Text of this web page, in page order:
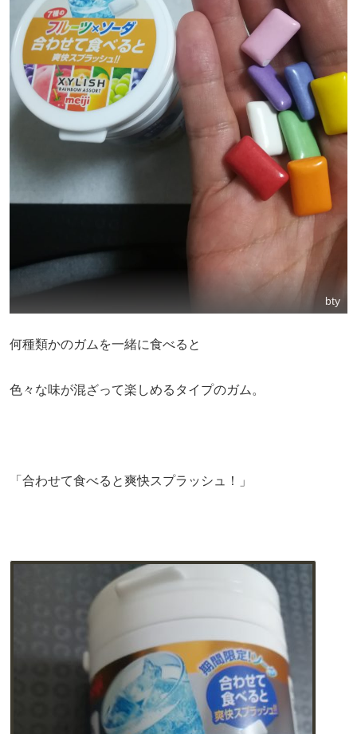
bty
何種類かのガムを一緒に食べると
色々な味が混ざって楽しめるタイプのガム。
「合わせて食べると爽快スプラッシュ！」